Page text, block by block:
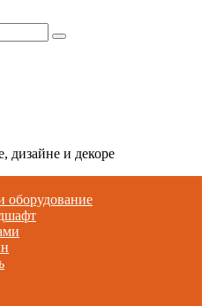
дизайне и декоре
оборудование